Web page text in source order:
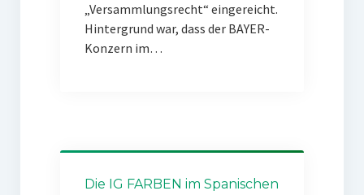
„Versammlungsrecht“ eingereicht.
Hintergrund war, dass der BAYER-
Konzern im…
Die IG FARBEN im Spanischen